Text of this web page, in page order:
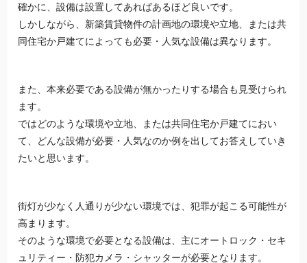
確かに、設備は設置してあればあるほど良いです。
しかしながら、新築賃貸物件の計画地の環境や立地、または共
同住宅か戸建てによっても必要・人気な設備は異なります。
また、本来必要である設備が無かったりする場合も見受けられ
ます。
ではどのような環境や立地、または共同住宅か戸建てにおい
て、どんな設備が必要・人気なのか例を出してお答えしていき
たいと思います。
街灯が少なく人通りが少ない環境では、犯罪が起こる可能性が
高まります。
そのような環境で必要となる設備は、主にオートロック・セキ
ュリティー・防犯カメラ・シャッターが必要となります。